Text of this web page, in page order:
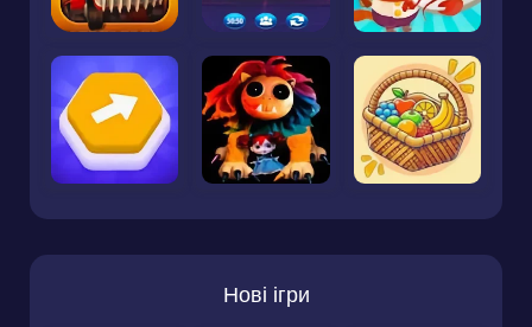
Нові ігри